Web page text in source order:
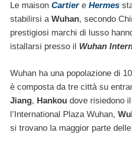
Le maison Cartiere Hermes
stabilirsi a Wuhan, secondo
prestigiosi marchi di lusso
istallarsi presso il Wuhan
Wuhan ha una popolazione di
è composta da tre città su
Jiang, Hankou dove risiedono
l’International Plaza Wuhan,
si trovano la maggior parte